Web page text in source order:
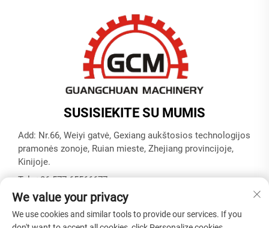
SUSISIEKITE SU MUMIS
Add: Nr.66, Weiyi gatvė, Gexiang aukštosios technologijos
pramonės zonoje, Ruian mieste, Zhejiang provincijoje,
Kinijoje.
Tel.:+86-577-65566677
El. paštas:[email protected]
We value your privacy
We use cookies and similar tools to provide our services. If you